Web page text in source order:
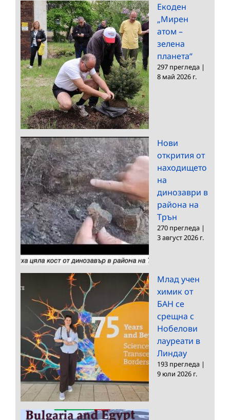
Екоден
„Мирен
атом –
зелена
планета“
297 прегледа |
8 май 2026 г.
Нови
открития от
находището
на
динозаври в
района на
Трън
270 прегледа |
3 август 2026 г.
Млад учен
химик от
БАН се
срещна с
Нобелови
лауреати в
Линдау
193 прегледа |
9 юли 2026 г.